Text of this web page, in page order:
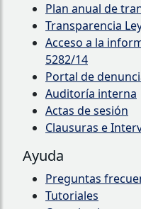
Plan anual de
Transparencia
Acceso a la
5282/14
Portal de
Auditoría interna
Actas de sesión
Clausuras e
Ayuda
Preguntas
Tutoriales